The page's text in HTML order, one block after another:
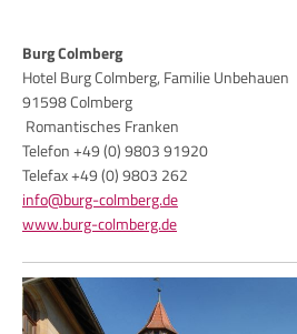
Burg Colmberg
Hotel Burg Colmberg, Familie Unbehauen
91598 Colmberg
Romantisches Franken
Telefon +49 (0) 9803 91920
Telefax +49 (0) 9803 262
info@burg-colmberg.de
www.burg-colmberg.de